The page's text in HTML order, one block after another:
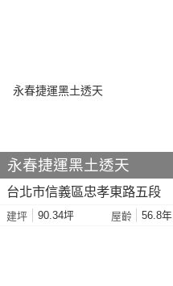
永春捷運黑土透天
台北市信義區忠孝東路五段
建坪 90.34坪 屋齡 56.8年